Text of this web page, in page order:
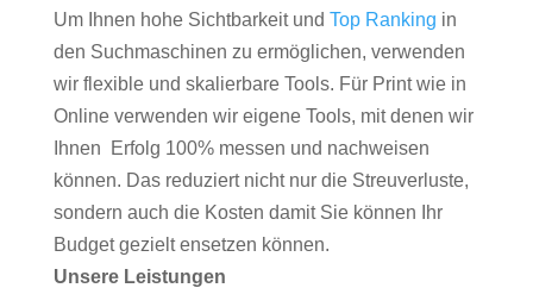
Um Ihnen hohe Sichtbarkeit und Top Ranking in
den Suchmaschinen zu ermöglichen, verwenden
wir flexible und skalierbare Tools. Für Print wie in
Online verwenden wir eigene Tools, mit denen wir
Ihnen Erfolg 100% messen und nachweisen
können. Das reduziert nicht nur die Streuverluste,
sondern auch die Kosten damit Sie können Ihr
Budget gezielt ensetzen können.
Unsere Leistungen